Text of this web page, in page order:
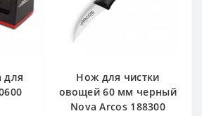
для
Нож для чистки
овощей 60 мм черный
Nova Arcos 188300